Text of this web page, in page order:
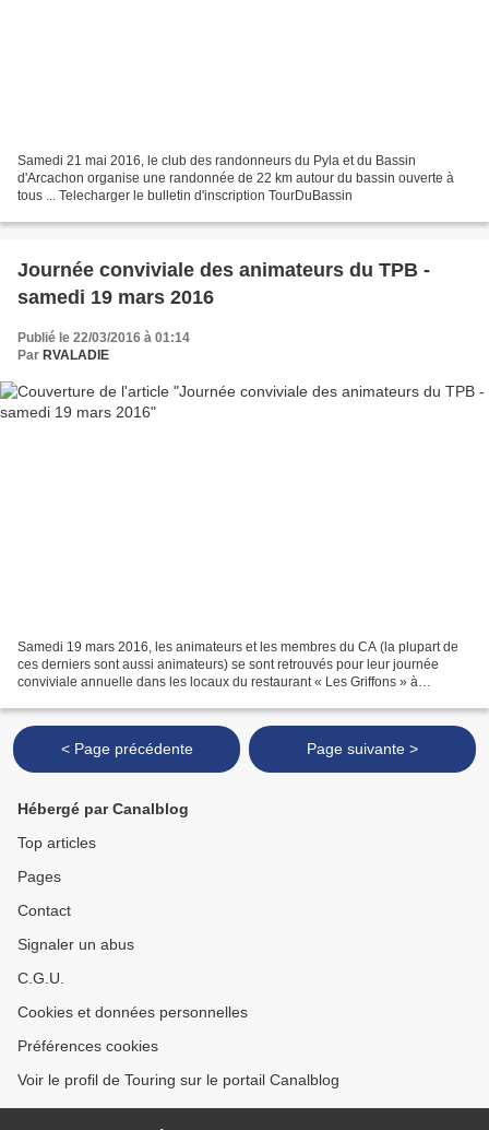
Samedi 21 mai 2016, le club des randonneurs du Pyla et du Bassin
d'Arcachon organise une randonnée de 22 km autour du bassin ouverte à
tous ... Telecharger le bulletin d'inscription TourDuBassin
Journée conviviale des animateurs du TPB -
samedi 19 mars 2016
Publié le 22/03/2016 à 01:14
Par RVALADIE
Samedi 19 mars 2016, les animateurs et les membres du CA (la plupart de
ces derniers sont aussi animateurs) se sont retrouvés pour leur journée
conviviale annuelle dans les locaux du restaurant « Les Griffons » à
< Page précédente Page suivante >
Hébergé par Canalblog
Top articles
Pages
Contact
Signaler un abus
C.G.U.
Cookies et données personnelles
Préférences cookies
Voir le profil de Touring sur le portail Canalblog